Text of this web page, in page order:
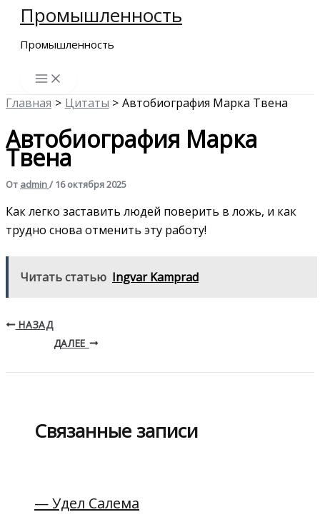
Перейти
содержимому
Промышленность
Промышленность
Главная Цитаты Автобиография Марка Твена
Автобиография Марка
Твена
От admin/ 16 октября 2025
Как легко заставить людей поверить в ложь, и как
трудно снова отменить эту работу!
Читать статью Ingvar Kamprad
НАЗАД
ДАЛЕЕ
Связанные записи
— Удел Салема